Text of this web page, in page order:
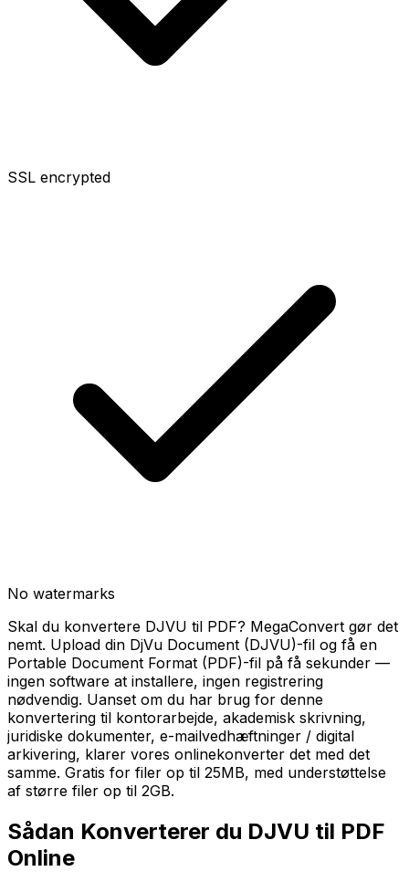
SSL encrypted
No watermarks
Skal du konvertere DJVU til PDF? MegaConvert gør det
nemt. Upload din DjVu Document (DJVU)-fil og få en
Portable Document Format (PDF)-fil på få sekunder —
ingen software at installere, ingen registrering
nødvendig. Uanset om du har brug for denne
konvertering til kontorarbejde, akademisk skrivning,
juridiske dokumenter, e-mailvedhæftninger / digital
arkivering, klarer vores onlinekonverter det med det
samme. Gratis for filer op til 25MB, med understøttelse
af større filer op til 2GB.
Sådan Konverterer du DJVU til PDF
Online